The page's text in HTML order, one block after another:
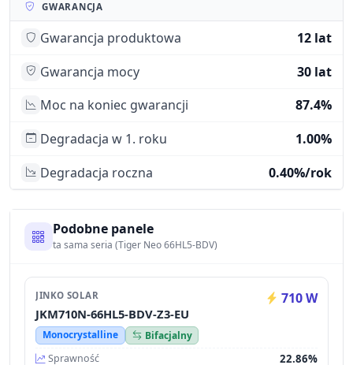
GWARANCJA
Gwarancja produktowa
12 lat
Gwarancja mocy
30 lat
Moc na koniec gwarancji
87.4%
Degradacja w 1. roku
1.00%
Degradacja roczna
0.40%/rok
Podobne panele
ta sama seria (Tiger Neo 66HL5-BDV)
JINKO SOLAR 710 W
JKM710N-66HL5-BDV-Z3-EU
Monocrystalline
Bifacjalny
Sprawność
22.86%